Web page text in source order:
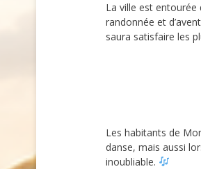
La ville est
randonnée et
saura satisfaire les
Les habitants de
danse, mais aussi
inoubliable.